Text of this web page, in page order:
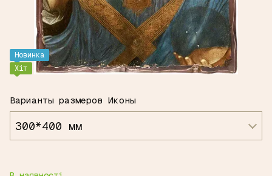
Новинка
Хіт
Варианты размеров Иконы
300*400 мм